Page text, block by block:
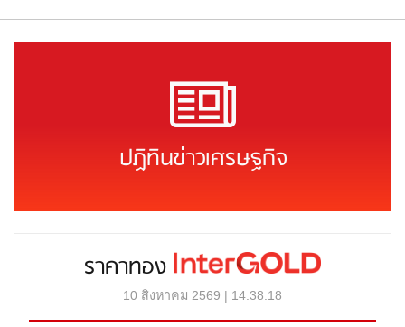
ปฏิทินข่าวเศรษฐกิจ
ราคาทอง
10 สิงหาคม 2569 | 14:38:18